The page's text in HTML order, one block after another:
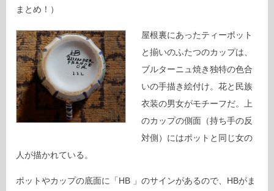
まとめ！）
屋根裏にあったティーポット
と揃いのふたつのカップは、
ブルターニュ焼き独特の色合
いの手描き絵付け。花と民族
衣装の男女がモチーフだ。上
のカップの側面（持ち手の反
対側）にはポットと同じ女の
人が描かれている。
ポットやカップの底面に「HB 」のサインがあるので、HBがま